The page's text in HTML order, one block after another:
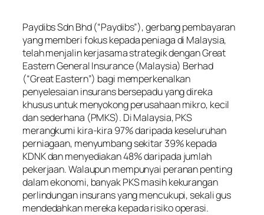
Paydibs Sdn Bhd (“Paydibs”), gerbang pembayaran
yang memberi fokus kepada peniaga di Malaysia,
telah menjalin kerjasama strategik dengan Great
Eastern General Insurance (Malaysia) Berhad
(“Great Eastern”) bagi memperkenalkan
penyelesaian insurans bersepadu yang direka
khusus untuk menyokong perusahaan mikro, kecil
dan sederhana (PMKS). Di Malaysia, PKS
merangkumi kira-kira 97% daripada keseluruhan
perniagaan, menyumbang sekitar 39% kepada
KDNK dan menyediakan 48% daripada jumlah
pekerjaan. Walaupun mempunyai peranan penting
dalam ekonomi, banyak PKS masih kekurangan
perlindungan insurans yang mencukupi, sekali gus
mendedahkan mereka kepada risiko operasi.